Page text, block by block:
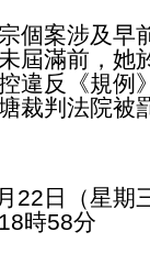
案涉及早前
屆滿前，她
違反《規例
裁判法院被
22日（星期
時58分